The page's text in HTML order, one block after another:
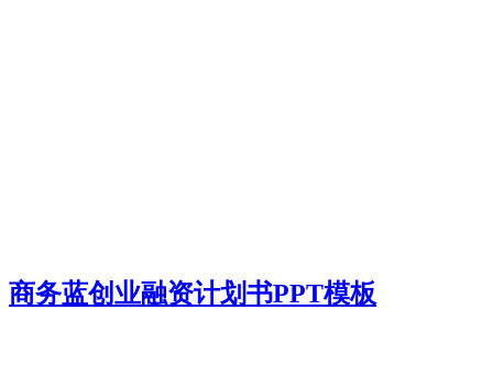
商务蓝创业融资计划书PPT模板